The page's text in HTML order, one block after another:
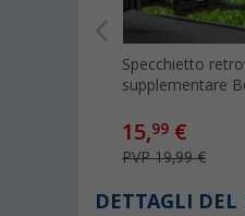
Specchietto
supplementare
15,99 €
PVP 19,99 €
DETTAGLI DEL